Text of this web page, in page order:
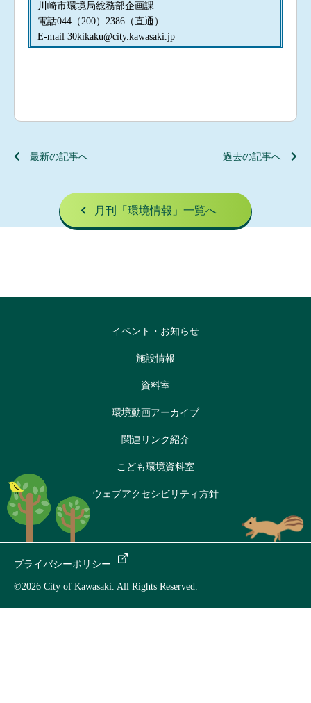
川崎市環境局総務部企画課
電話044（200）2386（直通）
E-mail 30kikaku@city.kawasaki.jp
最新の記事へ 過去の記事へ
月刊「環境情報」一覧へ
イベント・お知らせ
施設情報
資料室
環境動画アーカイブ
関連リンク紹介
こども環境資料室
ウェブアクセシビリティ方針
プライバシーポリシー
©2026 City of Kawasaki. All Rights Reserved.